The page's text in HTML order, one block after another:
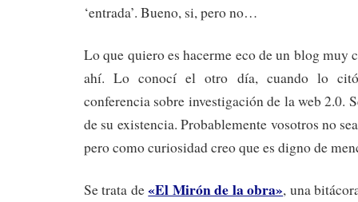
‘entrada’. Bueno, si, pero no…
Lo que quiero es hacerme eco de un blog muy
ahí. Lo conocí el otro día, cuando lo
conferencia sobre investigación de la web 2.0.
de su existencia. Probablemente vosotros no
pero como curiosidad creo que es digno de
Se trata de«El Mirón de la obra», una